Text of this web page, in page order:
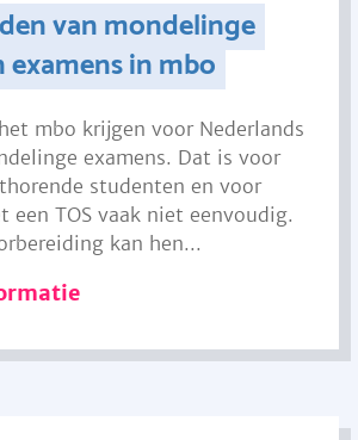
van mondelinge
in mbo
mbo krijgen voor Nederlands
examens. Dat is voor
studenten en voor
een TOS vaak niet eenvoudig.
kan hen...